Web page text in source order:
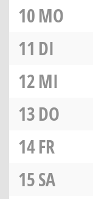
10MO
11 DI
12MI
13DO
14FR
15SA